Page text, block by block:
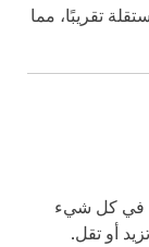
تقريبًا، مما
في كل شيء
أو تقل.